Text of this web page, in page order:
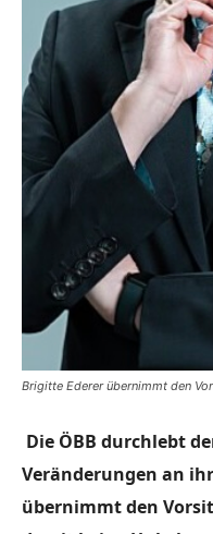
Brigitte Ederer übernimmt den
Die ÖBB durchlebt
Veränderungen an
übernimmt den